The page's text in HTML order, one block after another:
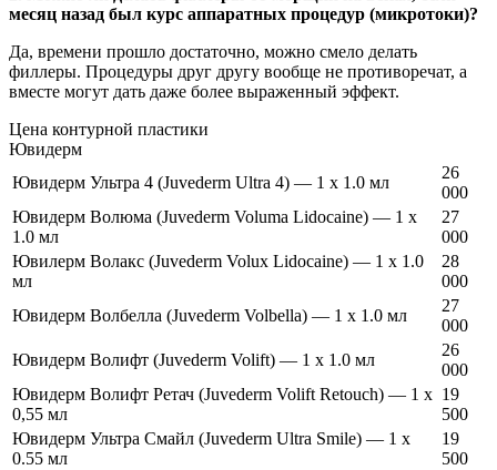
месяц назад был курс аппаратных процедур (микротоки)?
Да, времени прошло достаточно, можно смело делать
филлеры. Процедуры друг другу вообще не противоречат, а
вместе могут дать даже более выраженный эффект.
Цена контурной пластики
Ювидерм
Ювидерм Ультра 4 (Juvederm Ultra 4) — 1 х 1.0 мл
26
000
Ювидерм Волюма (Juvederm Voluma Lidocaine) — 1 x
1.0 мл
27
000
Ювилерм Волакс (Juvederm Voluх Lidocaine) — 1 x 1.0
мл
28
000
Ювидерм Волбелла (Juvederm Volbella) — 1 x 1.0 мл
27
000
Ювидерм Волифт (Juvederm Volift) — 1 x 1.0 мл
26
000
Ювидерм Волифт Ретач (Juvederm Volift Retouch) — 1 x
0,55 мл
19
500
Ювидерм Ультра Смайл (Juvederm Ultra Smile) — 1 х
0.55 мл
19
500